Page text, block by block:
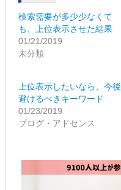
t
e
r
で
共
有
(新
ィ
ン
ド
ウ
で
開
す
る
に
て
だ
い
(新
ィ
ン
ド
検索需要が多少少なくて
も、上位表示させた結果
01/21/2019
未分類
上位表示したいなら、今後
避けるべきキーワード
01/23/2019
ブログ・アドセンス